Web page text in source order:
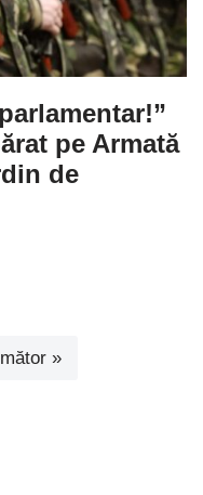
pe Armată
de
»